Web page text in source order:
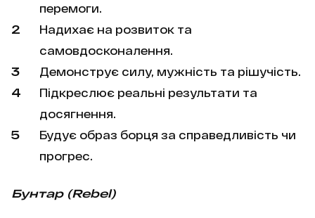
перемоги.
Надихає на розвиток та
самовдосконалення.
Демонструє силу, мужність та рішучість.
Підкреслює реальні результати та
досягнення.
Будує образ борця за справедливість чи
прогрес.
Бунтар (Rebel)